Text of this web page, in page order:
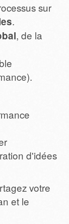
sur
.
, de la
d'idées
votre
et le